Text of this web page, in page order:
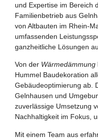
und Expertise im Bereich
Familienbetrieb aus
von Altbauten im Rhein-
umfassenden
ganzheitliche Lösungen
Von der Wärmedämmung
Hummel Baudekoration
Gebäudeoptimierung ab.
Gelnhausen und
zuverlässige Umsetzung
Nachhaltigkeit im Fokus,
Mit einem Team aus